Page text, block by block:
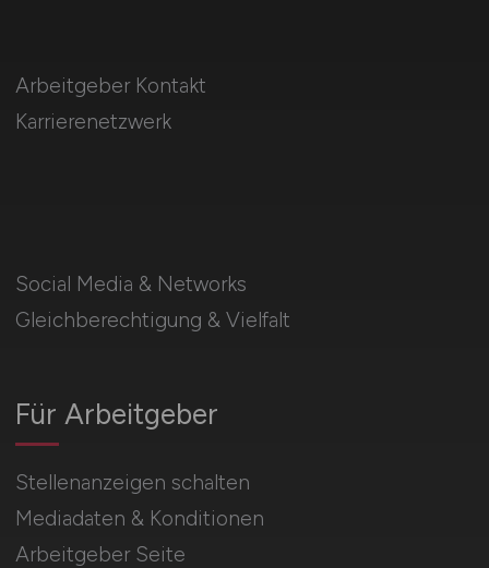
Social Media & Networks
Gleichberechtigung & Vielfalt
Für Arbeitgeber
Stellenanzeigen schalten
Mediadaten & Konditionen
Arbeitgeber Seite
Arbeitgeber Kontakt
Karrierenetzwerk